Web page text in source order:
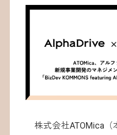
©ATOMica Inc., All
株式会社ATOMica（